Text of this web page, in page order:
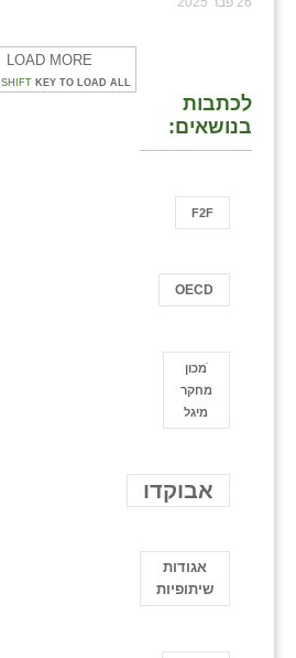
LOAD MORE
SHIFT KEY TO LOAD ALL
לכתבות
בנושאים:
F2F
OECD
ֿמכון
מחקר
מיגל
אבוקדו
אגודות
שיתופיות